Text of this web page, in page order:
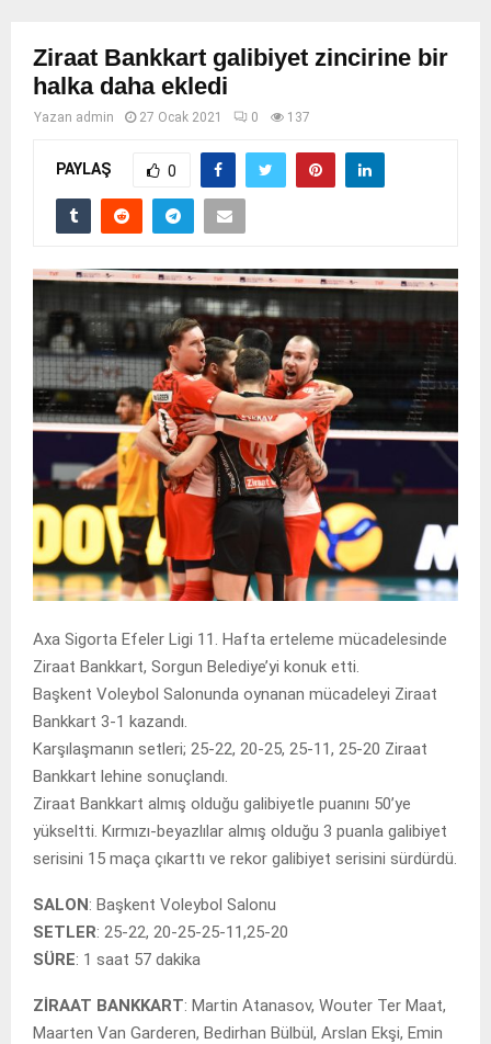
Ziraat Bankkart galibiyet zincirine bir
halka daha ekledi
Yazan admin 27 Ocak 2021 0 137
PAYLAŞ 0
Axa Sigorta Efeler Ligi 11. Hafta erteleme mücadelesinde
Ziraat Bankkart, Sorgun Belediye’yi konuk etti.
Başkent Voleybol Salonunda oynanan mücadeleyi Ziraat
Bankkart 3-1 kazandı.
Karşılaşmanın setleri; 25-22, 20-25, 25-11, 25-20 Ziraat
Bankkart lehine sonuçlandı.
Ziraat Bankkart almış olduğu galibiyetle puanını 50’ye
yükseltti. Kırmızı-beyazlılar almış olduğu 3 puanla galibiyet
serisini 15 maça çıkarttı ve rekor galibiyet serisini sürdürdü.
SALON: Başkent Voleybol Salonu
SETLER: 25-22, 20-25-25-11,25-20
SÜRE: 1 saat 57 dakika
ZİRAAT BANKKART: Martin Atanasov, Wouter Ter Maat,
Maarten Van Garderen, Bedirhan Bülbül, Arslan Ekşi, Emin